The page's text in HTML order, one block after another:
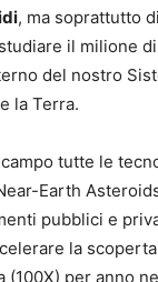
, ma soprattutto
il milione
del nostro
la Terra.
tutte le
Earth
pubblici e
la
(100X) per anno